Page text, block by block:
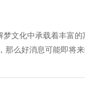
文化中承载着丰富
那么好消息可能即将